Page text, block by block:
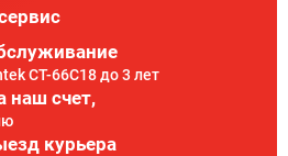
CT-66C18 до 3 лет
наш счет,
курьера